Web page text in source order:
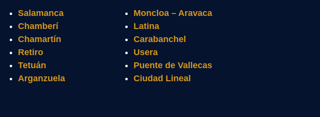
Salamanca
Chamberí
Chamartín
Retiro
Tetuán
Arganzuela
Moncloa – Aravaca
Latina
Carabanchel
Usera
Puente de Vallecas
Ciudad Lineal